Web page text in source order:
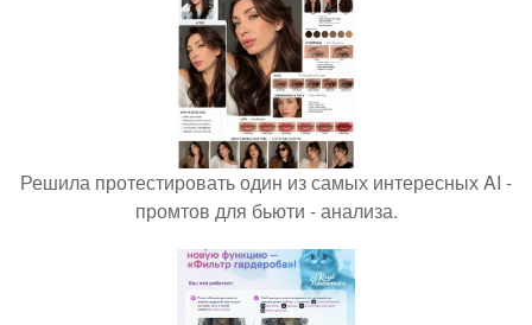
Решила протестировать один из самых интересных AI -
промтов для бьюти - анализа.